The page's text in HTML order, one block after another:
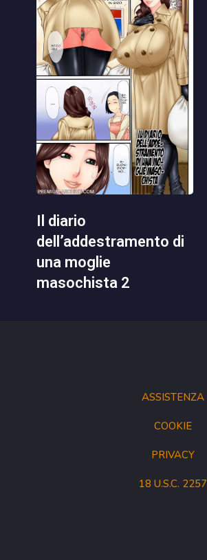
il diario
dell’addestramento di
una moglie
masochista 2
ASSISTENZA
COOKIE
PRIVACY
18 U.S.C. 2257